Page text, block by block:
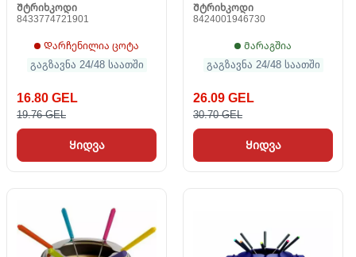
Შტრიხკოდი
8433774721901
Დარჩენილია ცოტა
გაგზავნა 24/48 საათში
16.80 GEL
19.76 GEL
Ყიდვა
Შტრიხკოდი
8424001946730
Მარაგშია
გაგზავნა 24/48 საათში
26.09 GEL
30.70 GEL
Ყიდვა